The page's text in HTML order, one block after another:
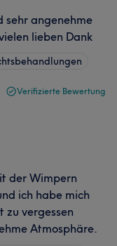
sehr angenehme
lieben Dank
Verifizierte Bewertung
der Wimpern
ich habe mich
zu vergessen
Atmosphäre.